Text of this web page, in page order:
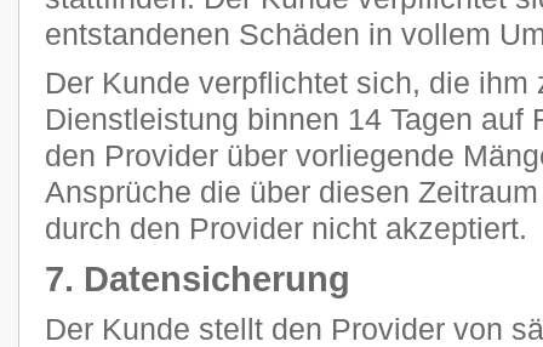
entstandenen Schäden in vollem
Der Kunde verpflichtet sich, die ihm
Dienstleistung binnen 14 Tagen auf
den Provider über vorliegende
Ansprüche die über diesen
durch den Provider nicht akzeptiert.
7. Datensicherung
Der Kunde stellt den Provider von